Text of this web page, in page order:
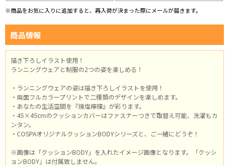
※商品をお気に入りに追加すると、再入荷が決まった際にメールが届きます。
商品情報
描き下ろしイラスト使用！
ランニングウェアと制服の2つの姿を楽しめる！
・ランニングウェアの姿は描き下ろしイラストを使用！
・両面フルカラープリントで二種類のデザインを楽しめます。
・あなたの生活空間を『焼塩檸檬』が彩ります。
・45×45cmのクッションカバーはファスナーつきで取替え可能、洗濯もカ
ンタン。
・COSPAオリジナルクッションBODYシリーズと、ご一緒にどうぞ！
※画像は「クッションBODY」を入れたイメージ画像となります。「クッシ
ョンBODY」は付属致しません。